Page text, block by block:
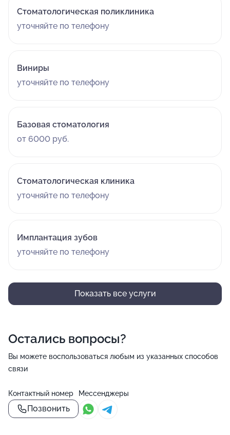
Стоматологическая поликлиника
уточняйте по телефону
Виниры
уточняйте по телефону
Базовая стоматология
от 6000 руб.
Стоматологическая клиника
уточняйте по телефону
Имплантация зубов
уточняйте по телефону
Показать все услуги
Остались вопросы?
Вы можете воспользоваться любым из указанных способов
связи
Контактный номер
Позвонить
Мессенджеры